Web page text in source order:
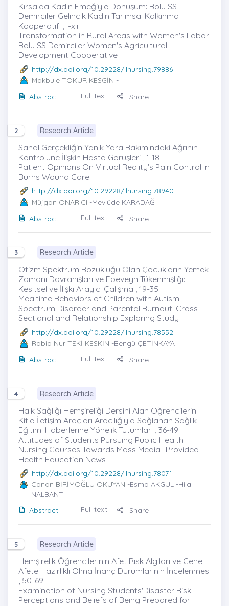
Kırsalda Kadın Emeğiyle Dönüşüm: Bolu SS
Demirciler Gelincik Kadın Tarımsal Kalkınma
Kooperatifi , i-xiii
Transformation in Rural Areas with Women's Labor:
Bolu SS Demirciler Women's Agricultural
Development Cooperative
http://dx.doi.org/10.29228/llnursing.79886
Makbule TOKUR KESGİN -
Abstract
Full text Share
2 Research Article
Sanal Gerçekliğin Yanık Yara Bakımındaki Ağrının
Kontrolüne İlişkin Hasta Görüşleri , 1-18
Patient Opinions On Virtual Reality's Pain Control in
Burns Wound Care
http://dx.doi.org/10.29228/llnursing.78940
Müjgan ONARICI -Mevlüde KARADAĞ
Abstract
Full text Share
3 Research Article
Otizm Spektrum Bozukluğu Olan Çocukların Yemek
Zamanı Davranışları ve Ebeveyn Tükenmişliği:
Kesitsel ve İlişki Arayıcı Çalışma , 19-35
Mealtime Behaviors of Children with Autism
Spectrum Disorder and Parental Burnout: Cross-
Sectional and Relationship Exploring Study
http://dx.doi.org/10.29228/llnursing.78552
Rabia Nur TEKİ KESKİN -Bengü ÇETİNKAYA
Abstract
Full text Share
4 Research Article
Halk Sağlığı Hemşireliği Dersini Alan Öğrencilerin
Kitle İletişim Araçları Aracılığıyla Sağlanan Sağlık
Eğitimi Haberlerine Yönelik Tutumları , 36-49
Attitudes of Students Pursuing Public Health
Nursing Courses Towards Mass Media- Provided
Health Education News
http://dx.doi.org/10.29228/llnursing.78071
Canan BİRİMOĞLU OKUYAN -Esma AKGÜL -Hilal
NALBANT
Abstract
Full text Share
5 Research Article
Hemşirelik Öğrencilerinin Afet Risk Algıları ve Genel
Afete Hazırlıklı Olma İnanç Durumlarının İncelenmesi
, 50-69
Examination of Nursing Students'Disaster Risk
Perceptions and Beliefs of Being Prepared for